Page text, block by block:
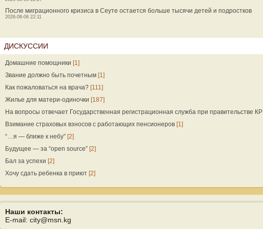
После миграционного кризиса в Сеуте остается больше тысячи детей и подростков
2026-08-06 22:11
ДИСКУССИИ
Домашние помощники [1]
Звание должно быть почетным [1]
Как пожаловаться на врача? [111]
Жилье для матери-одиночки [187]
На вопросы отвечает Государственная регистрационная служба при правительстве КР
Взимание страховых взносов с работающих пенсионеров [1]
“…я — ближе к небу” [2]
Будущее — за “open source” [2]
Бал за успехи [2]
Хочу сдать ребенка в приют [2]
Наши контакты:
E-mail: city@msn.kg